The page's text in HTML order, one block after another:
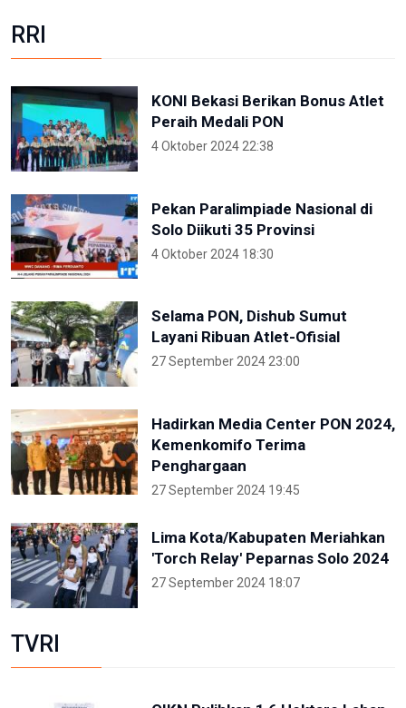
RRI
KONI Bekasi Berikan Bonus Atlet
Peraih Medali PON
4 Oktober 2024 22:38
Pekan Paralimpiade Nasional di
Solo Diikuti 35 Provinsi
4 Oktober 2024 18:30
Selama PON, Dishub Sumut
Layani Ribuan Atlet-Ofisial
27 September 2024 23:00
Hadirkan Media Center PON 2024,
Kemenkomifo Terima
Penghargaan
27 September 2024 19:45
Lima Kota/Kabupaten Meriahkan
'Torch Relay' Peparnas Solo 2024
27 September 2024 18:07
TVRI